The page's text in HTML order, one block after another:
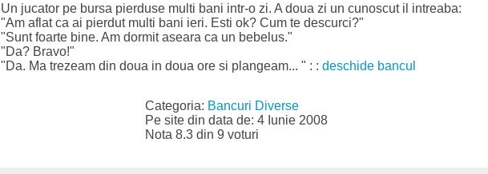
Un jucator pe bursa pierduse multi bani intr-o zi. A doua zi un cunoscut il intreaba:
"Am aflat ca ai pierdut multi bani ieri. Esti ok? Cum te descurci?"
"Sunt foarte bine. Am dormit aseara ca un bebelus."
"Da? Bravo!"
"Da. Ma trezeam din doua in doua ore si plangeam... " : : deschide bancul
Categoria: Bancuri Diverse
Pe site din data de: 4 Iunie 2008
Nota 8.3 din 9 voturi